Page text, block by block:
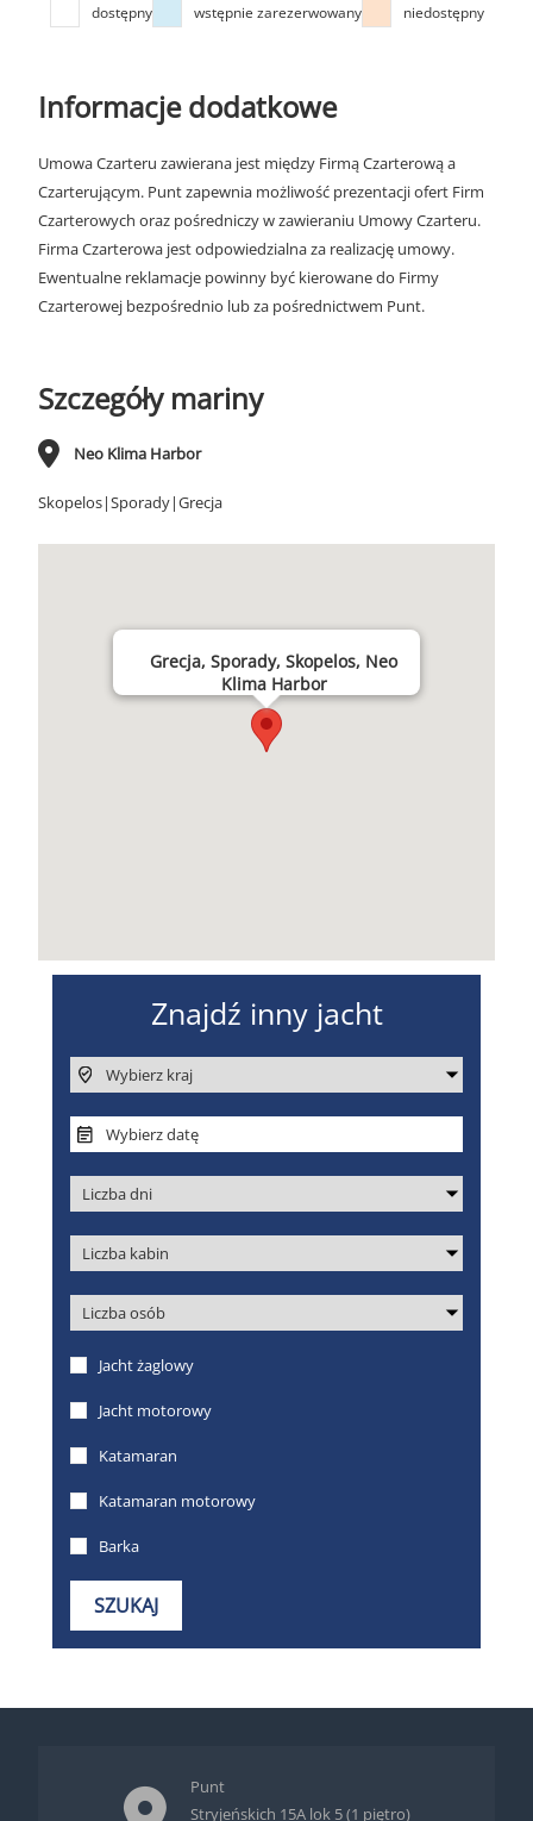
dostępny wstępnie zarezerwowany niedostępny
Informacje dodatkowe
Umowa Czarteru zawierana jest między Firmą Czarterową a
Czarterującym. Punt zapewnia możliwość prezentacji ofert Firm
Czarterowych oraz pośredniczy w zawieraniu Umowy Czarteru.
Firma Czarterowa jest odpowiedzialna za realizację umowy.
Ewentualne reklamacje powinny być kierowane do Firmy
Czarterowej bezpośrednio lub za pośrednictwem Punt.
Szczegóły mariny
Neo Klima Harbor
Skopelos|Sporady|Grecja
Grecja, Sporady, Skopelos, Neo
Klima Harbor
Punt
Stryjeńskich 15A lok 5 (1 piętro)